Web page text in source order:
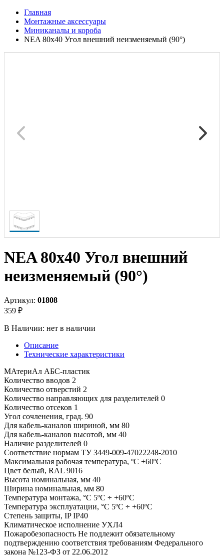
Главная
Монтажные аксессуары
Миниканалы и короба
NEA 80x40 Угол внешний неизменяемый (90°)
NEA 80x40 Угол внешний
неизменяемый (90°)
Артикул: 01808
359 ₽
В Наличии: нет в наличии
Описание
Технические характеристики
МАтериАл АБС-пластик
Количество вводов 2
Количество отверстий 2
Количество направляющих для разделителей 0
Количество отсеков 1
Угол сочленения, град. 90
Для кабель-каналов шириной, мм 80
Для кабель-каналов высотой, мм 40
Наличие разделителей 0
Соответствие нормам ТУ 3449-009-47022248-2010
Максимальная рабочая температура, ºС +60ºС
Цвет белый, RAL 9016
Высота номинальная, мм 40
Ширина номинальная, мм 80
Температура монтажа, °С 5ºС ÷ +60ºС
Температура эксплуатации, °С 5ºС ÷ +60ºС
Степень защиты, IP IP40
Климатическое исполнение УХЛ4
Пожаробезопасность Не подлежит обязательному
подтверждению соответствия требованиям Федерального
закона №123-ФЗ от 22.06.2012